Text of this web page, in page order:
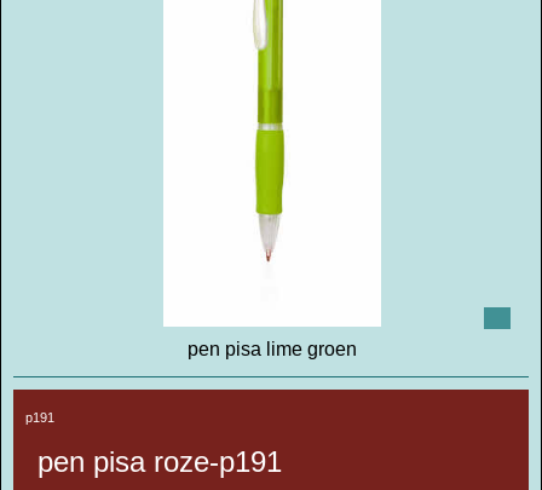
pen pisa lime groen
p191
pen pisa roze-p191